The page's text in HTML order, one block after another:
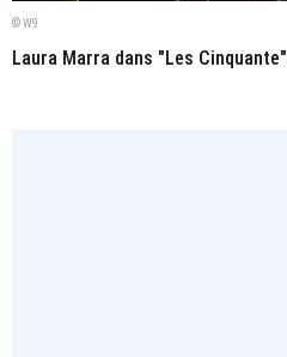
© W9
Laura Marra dans "Les